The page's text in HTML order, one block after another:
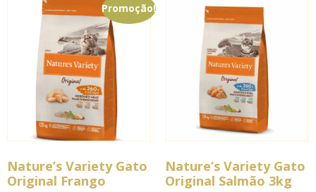
Promoção!
Nature’s Variety Gato
Original Frango
Nature’s Variety Gato
Original Salmão 3kg